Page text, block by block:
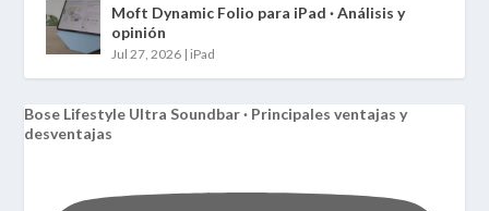
Moft Dynamic Folio para iPad · Análisis y
opinión
Jul 27, 2026 | iPad
Bose Lifestyle Ultra Soundbar · Principales ventajas y
desventajas